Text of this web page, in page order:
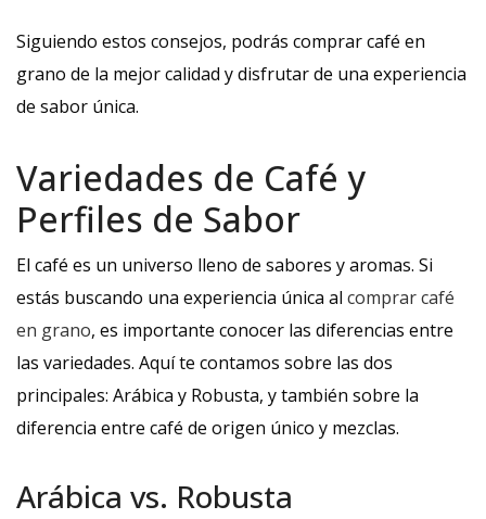
Siguiendo estos consejos, podrás comprar café en
grano de la mejor calidad y disfrutar de una experiencia
de sabor única.
Variedades de Café y
Perfiles de Sabor
El café es un universo lleno de sabores y aromas. Si
estás buscando una experiencia única al comprar café
en grano, es importante conocer las diferencias entre
las variedades. Aquí te contamos sobre las dos
principales: Arábica y Robusta, y también sobre la
diferencia entre café de origen único y mezclas.
Arábica vs. Robusta